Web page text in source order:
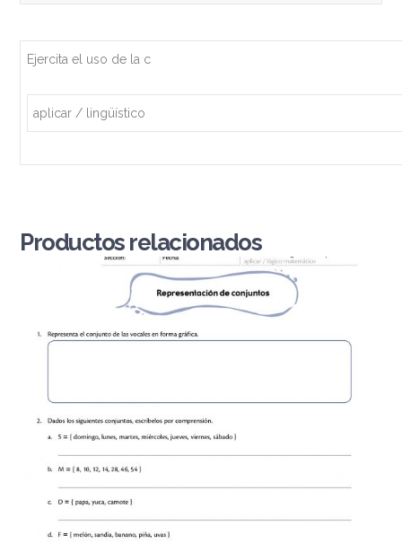
Ejercita el uso de la c
aplicar / lingüístico
Productos relacionados